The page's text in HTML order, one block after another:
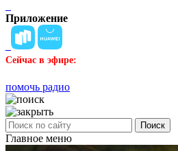
Приложение
Сейчас в эфире:
помочь радио
Поиск
Главное меню